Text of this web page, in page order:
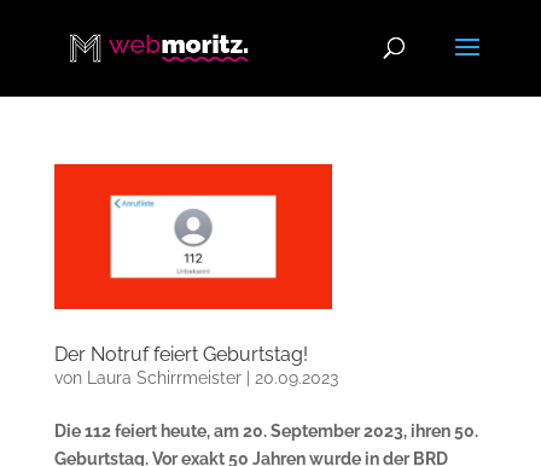
Der Notruf feiert Geburtstag!
von Laura Schirrmeister| 20.09.2023
Die 112 feiert heute, am 20. September 2023, ihren 50.
Geburtstag. Vor exakt 50 Jahren wurde in der BRD